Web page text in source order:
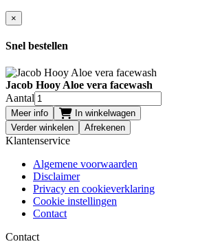
×
Snel bestellen
Jacob Hooy Aloe vera facewash
Aantal
Meer info
In winkelwagen
Verder winkelen
Afrekenen
Klantenservice
Algemene voorwaarden
Disclaimer
Privacy en cookieverklaring
Cookie instellingen
Contact
Contact